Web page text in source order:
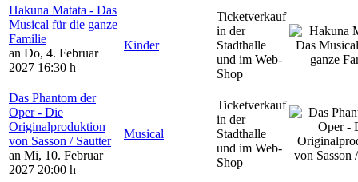
Hakuna Matata - Das
Musical für die ganze
Familie
an Do, 4. Februar
2027 16:30 h
Kinder
Ticketverkauf
in der
Stadthalle
und im Web-
Shop
Das Phantom der
Oper - Die
Originalproduktion
von Sasson / Sautter
an Mi, 10. Februar
2027 20:00 h
Musical
Ticketverkauf
in der
Stadthalle
und im Web-
Shop